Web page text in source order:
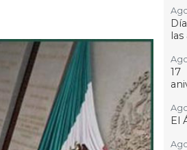
El